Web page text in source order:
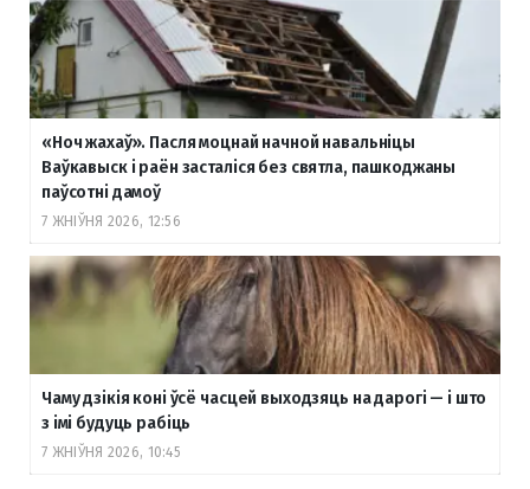
«Ноч жахаў». Пасля моцнай начной навальніцы
Ваўкавыск і раён засталіся без святла, пашкоджаны
паўсотні дамоў
7 ЖНІЎНЯ 2026, 12:56
Чаму дзікія коні ўсё часцей выходзяць на дарогі — і што
з імі будуць рабіць
7 ЖНІЎНЯ 2026, 10:45